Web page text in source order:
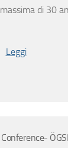
di 30
Leggi